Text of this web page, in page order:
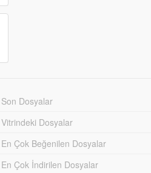
Son Dosyalar
Vitrindeki Dosyalar
En Çok Beğenilen Dosyalar
En Çok İndirilen Dosyalar